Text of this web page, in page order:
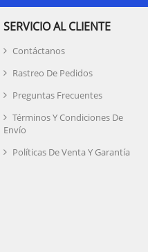
SERVICIO AL CLIENTE
Contáctanos
Rastreo De Pedidos
Preguntas Frecuentes
Términos Y Condiciones De
Envío
Políticas De Venta Y Garantía